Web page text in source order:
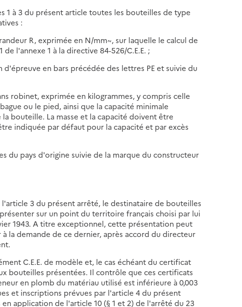
1 à 3 du présent article toutes les bouteilles de type
:
R, exprimée en N/mm~, sur laquelle le calcul de
l'annexe 1 à la directive 84-526/C.E.E. ;
en bars précédée des lettres PE et suivie du
robinet, exprimée en kilogrammes, y compris celle
ou le pied, ainsi que la capacité minimale
bouteille. La masse et la capacité doivent être
indiquée par défaut pour la capacité et par excès
du pays d'origine suivie de la marque du constructeur
3 du présent arrêté, le destinataire de bouteilles
sur un point du territoire français choisi par lui
1943. A titre exceptionnel, cette présentation peut
la demande de ce dernier, après accord du directeur
C.E.E. de modèle et, le cas échéant du certificat
bouteilles présentées. Il contrôle que ces certificats
en plomb du matériau utilisé est inférieure à 0,003
et inscriptions prévues par l'article 4 du présent
application de l'article 10 (§ 1 et 2) de l'arrêté du 23